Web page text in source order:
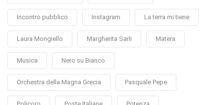
Incontro pubblico Instagram La terra mi tiene
Laura Mongiello Margherita Sarli Matera
Musica Nero su Bianco
Orchestra della Magna Grecia Pasquale Pepe